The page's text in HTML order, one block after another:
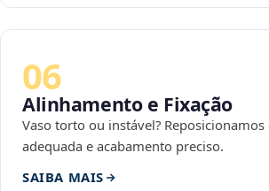
06
Alinhamento e Fixação
Vaso torto ou instável?
adequada e acabamento preciso.
SAIBA MAIS